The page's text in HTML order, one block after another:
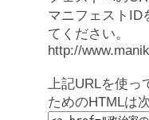
マニフェストID
てください。
http://
上記URLを使っ
ためのHTMLは